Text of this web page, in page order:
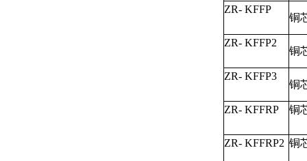
ZR- KFFP
铜
ZR- KFFP2
铜
ZR- KFFP3
铜
ZR- KFFRP 铜
ZR- KFFRP2 铜